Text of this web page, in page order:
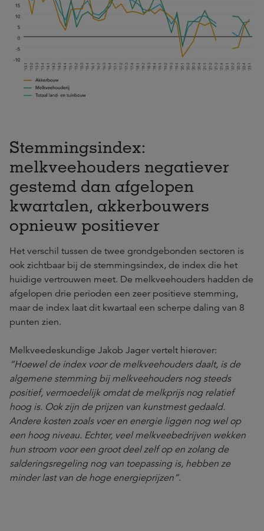
Stemmingsindex:
melkveehouders negatiever
gestemd dan afgelopen
kwartalen, akkerbouwers
opnieuw positiever
Het verschil tussen de twee grondgebonden sectoren is
ook zichtbaar bij de stemmingsindex, de index die het
huidige vertrouwen meet. De melkveehouders hadden de
afgelopen drie perioden een zeer positieve stemming,
maar de index laat dit kwartaal een scherpe daling van 8
punten zien.
Melkveedeskundige Jakob Jager vertelt hierover:
“Hoewel de index voor de melkveehouders daalt, is de
algemene stemming bij melkveehouders nog steeds
positief, vermoedelijk omdat de melkprijs nog relatief
hoog is. Ook zijn de prijzen van kunstmest gedaald.
Andere kosten zoals voer en energie liggen nog wel op
een hoog niveau. Echter, veel melkveebedrijven wekken
hun stroom voor een groot deel zelf op en zolang de
salderingsregeling nog van toepassing is, hebben ze
minder last van de hoge energieprijzen”.